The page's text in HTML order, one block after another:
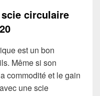
circulaire
est un bon
Même si son
commodité et le gain
une scie